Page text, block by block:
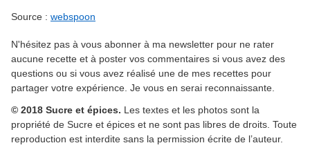
Source : webspoon
N'hésitez pas à vous abonner à ma newsletter pour ne rater
aucune recette et à poster vos commentaires si vous avez des
questions ou si vous avez réalisé une de mes recettes pour
partager votre expérience. Je vous en serai reconnaissante.
© 2018 Sucre et épices. Les textes et les photos sont la
propriété de Sucre et épices et ne sont pas libres de droits. Toute
reproduction est interdite sans la permission écrite de l’auteur.